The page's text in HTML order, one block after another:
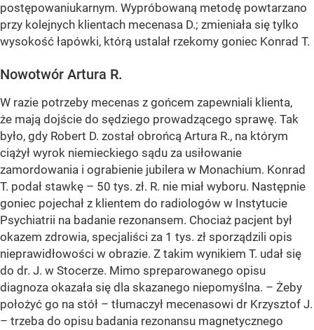
postępowaniukarnym. Wypróbowaną metodę powtarzano
przy kolejnych klientach mecenasa D.; zmieniała się tylko
wysokość łapówki, którą ustalał rzekomy goniec Konrad T.
Nowotwór Artura R.
W razie potrzeby mecenas z gońcem zapewniali klienta,
że mają dojście do sędziego prowadzącego sprawę. Tak
było, gdy Robert D. został obrońcą Artura R., na którym
ciążył wyrok niemieckiego sądu za usiłowanie
zamordowania i ograbienie jubilera w Monachium. Konrad
T. podał stawkę – 50 tys. zł. R. nie miał wyboru. Następnie
goniec pojechał z klientem do radiologów w Instytucie
Psychiatrii na badanie rezonansem. Chociaż pacjent był
okazem zdrowia, specjaliści za 1 tys. zł sporządzili opis
nieprawidłowości w obrazie. Z takim wynikiem T. udał się
do dr. J. w Stocerze. Mimo spreparowanego opisu
diagnoza okazała się dla skazanego niepomyślna. – Żeby
położyć go na stół – tłumaczył mecenasowi dr Krzysztof J.
– trzeba do opisu badania rezonansu magnetycznego